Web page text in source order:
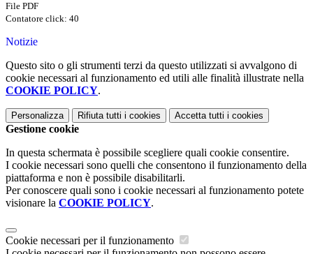
File PDF
Contatore click: 40
Notizie
Questo sito o gli strumenti terzi da questo utilizzati si avvalgono di
cookie necessari al funzionamento ed utili alle finalità illustrate nella
COOKIE POLICY.
Personalizza Rifiuta tutti i cookies Accetta tutti i cookies
Gestione cookie
In questa schermata è possibile scegliere quali cookie consentire.
I cookie necessari sono quelli che consentono il funzionamento della
piattaforma e non è possibile disabilitarli.
Per conoscere quali sono i cookie necessari al funzionamento potete
visionare la COOKIE POLICY.
Cookie necessari per il funzionamento